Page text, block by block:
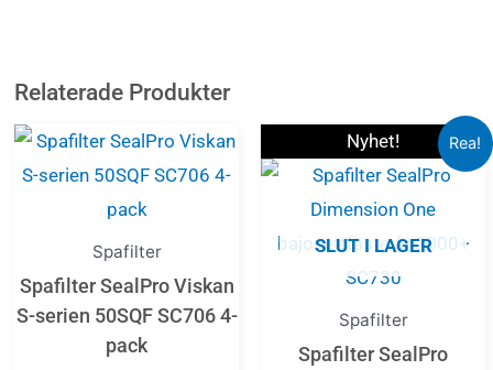
Relaterade Produkter
Spafilter
Spafilter SealPro Viskan
S-serien 50SQF SC706 4-
pack
Rea!
Nyhet!
SLUT I LAGER
Spafilter
Spafilter SealPro
Det
var:
569,00 kr.